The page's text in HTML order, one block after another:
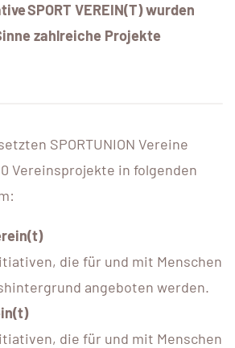
SPORT VEREIN(T) wurden
zahlreiche Projekte
SPORTUNION Vereine
Vereinsprojekte in folgenden
die für und mit Menschen
angeboten werden.
die für und mit Menschen